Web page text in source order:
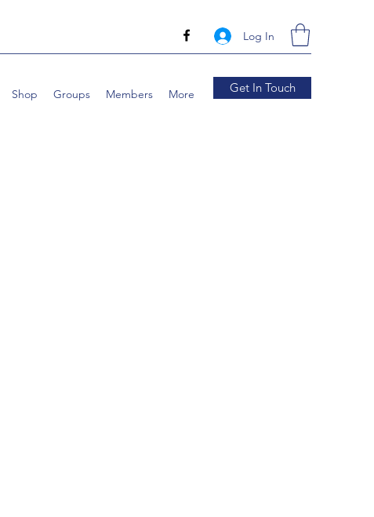
Log In
Shop Groups Members More Get In Touch